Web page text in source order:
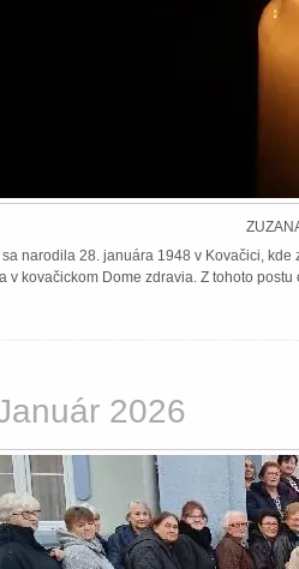
narodila 28. januára 1948 v Kovačici,
v kovačickom Dome zdravia. Z tohoto
2026